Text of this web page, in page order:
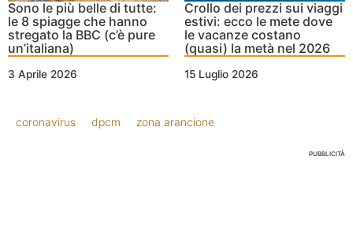
Sono le più belle di tutte:
le 8 spiagge che hanno
stregato la BBC (c’è pure
un’italiana)
3 Aprile 2026
Crollo dei prezzi sui viaggi
estivi: ecco le mete dove
le vacanze costano
(quasi) la metà nel 2026
15 Luglio 2026
coronavirus dpcm zona arancione
PUBBLICITÀ